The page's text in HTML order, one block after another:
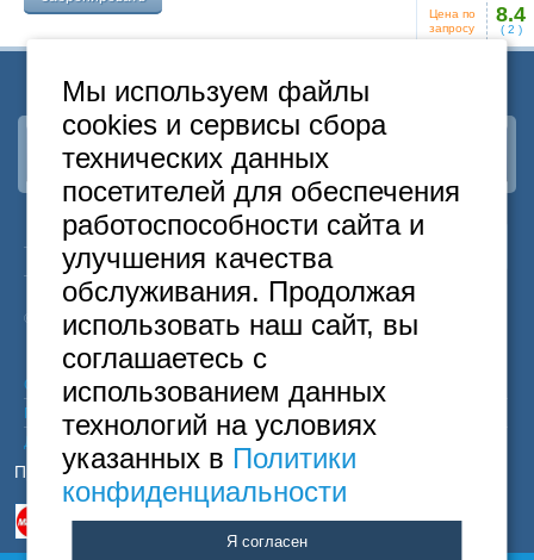
Цена по
запросу
8.4
( 2 )
Наша группа ВКонтакте
Москва
Санкт-Петербург
Бесплатный
+7 495 646-74-40
+7 812
418-22-18
8 800 222-58-32
© 2015 Hostels of Moscow. Все права защищены.
Согласие на обработку персональных данных
Политика конфиденциальности
Договор оферты
Принимаем к оплате
Мы используем файлы
cookies и сервисы сбора
технических данных
посетителей для обеспечения
работоспособности сайта и
улучшения качества
обслуживания. Продолжая
использовать наш сайт, вы
соглашаетесь с
использованием данных
технологий на условиях
указанных в Политики
конфиденциальности
Я согласен